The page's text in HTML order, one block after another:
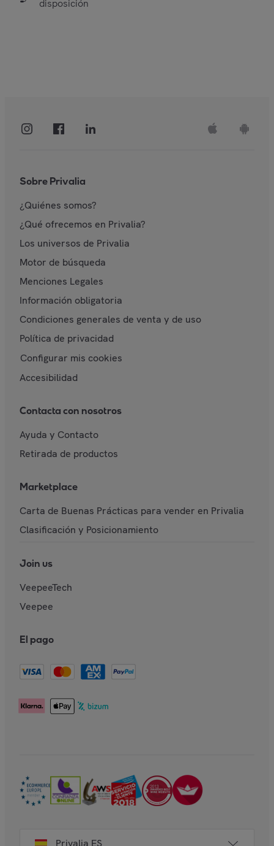
disposición
Sobre Privalia
¿Quiénes somos?
¿Qué ofrecemos en Privalia?
Los universos de Privalia
Motor de búsqueda
Menciones Legales
Información obligatoria
Condiciones generales de venta y de uso
Política de privacidad
Configurar mis cookies
Accesibilidad
Contacta con nosotros
Ayuda y Contacto
Retirada de productos
Marketplace
Carta de Buenas Prácticas para vender en Privalia
Clasificación y Posicionamiento
Join us
VeepeeTech
Veepee
El pago